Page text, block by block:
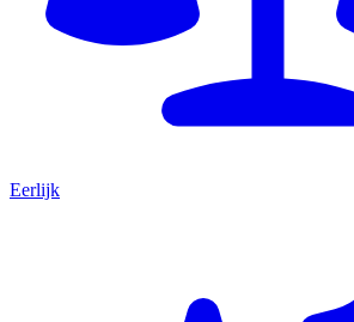
Eerlijk